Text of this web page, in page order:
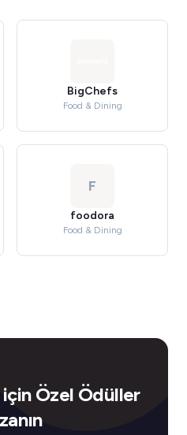
BigChefs
Food & Dining
F
foodora
Food & Dining
Özel Ödüller